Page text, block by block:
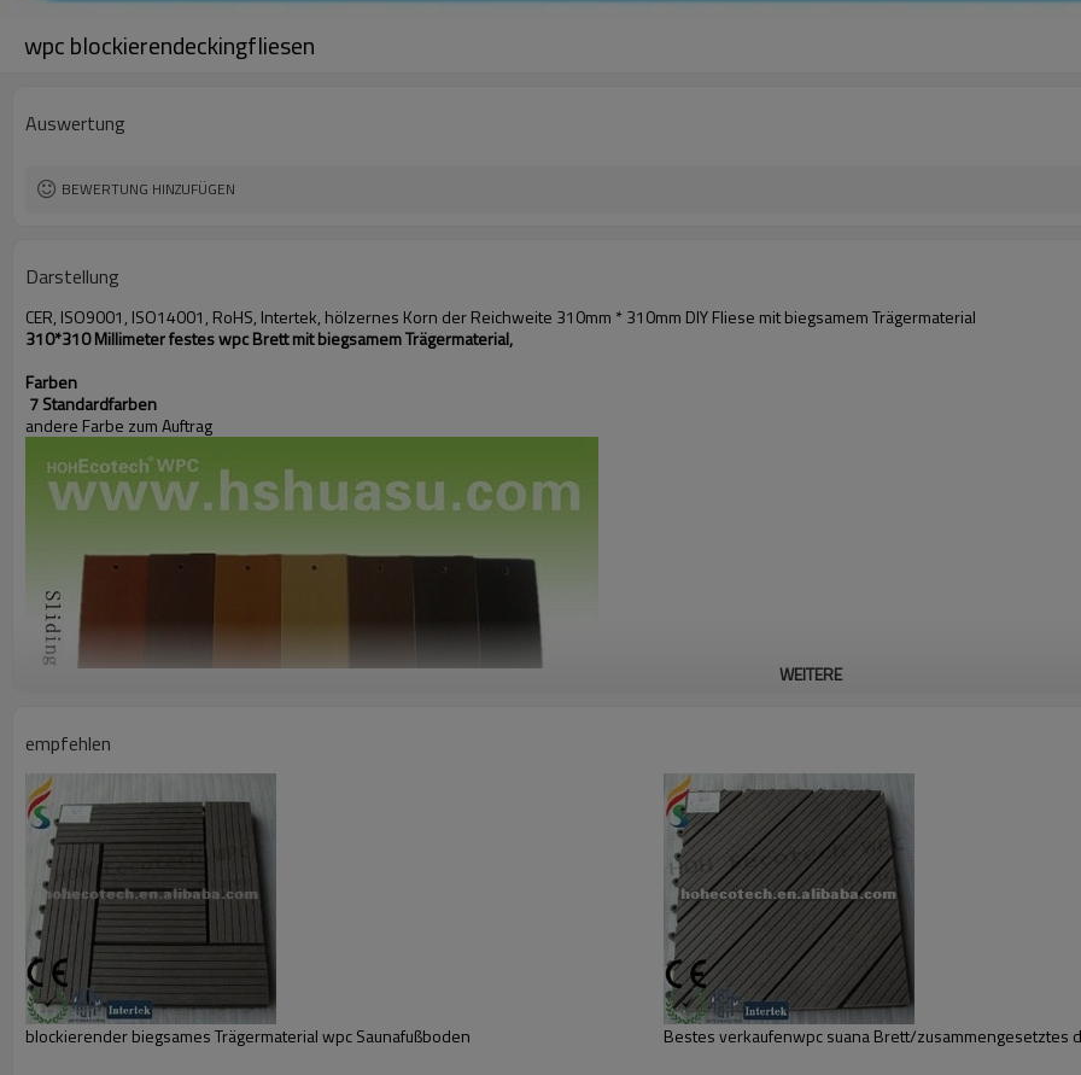
wpc blockierendeckingfliesen
Auswertung
BEWERTUNG HINZUFÜGEN
Darstellung
CER, ISO9001, ISO14001, RoHS, Intertek, hölzernes Korn der Reichweite 310mm * 310mm DIY Fliese mit biegsamem Trägermaterial
310*310 Millimeter festes wpc Brett mit biegsamem Trägermaterial,
Farben
7 Standardfarben
andere Farbe zum Auftrag
Oberfläche
WEITERE
empfehlen
blockierender biegsames Trägermaterial wpc Saunafußboden Bestes verkaufenwpc suana Brett/zusammengesetztes